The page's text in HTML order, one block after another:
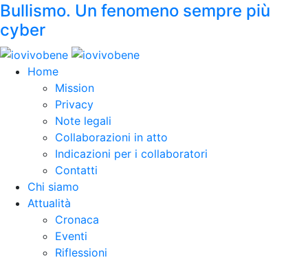
Bullismo. Un fenomeno sempre più
cyber
Home
Mission
Privacy
Note legali
Collaborazioni in atto
Indicazioni per i collaboratori
Contatti
Chi siamo
Attualità
Cronaca
Eventi
Riflessioni